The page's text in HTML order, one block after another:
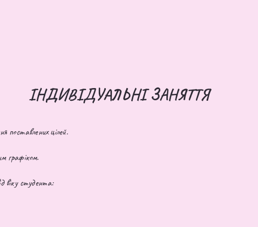
ІНДИВІДУАЛЬНІ ЗАНЯТТЯ
поставлених цілей.
графіком.
віку студента: